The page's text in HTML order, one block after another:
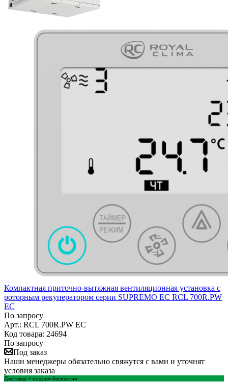
Компактная приточно-вытяжная вентиляционная установка с
роторным рекуператором серии SUPREMO EC RCL 700R.PW
EC
По запросу
Арт.: RCL 700R.PW EC
Код товара: 24694
По запросу
Под заказ
Наши менеджеры обязательно свяжутся с вами и уточнят
условия заказа
Доставка + подъем бесплатно